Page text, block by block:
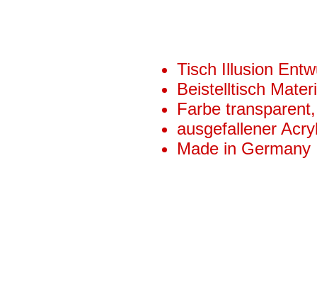
Tisch Illusion
Beistelltisch
Farbe
ausgefallener
Made in Germany